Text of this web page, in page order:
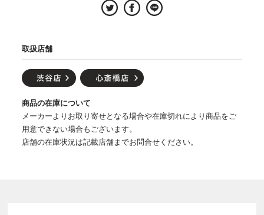
取扱店舗
商品の在庫について
メーカーよりお取り寄せとなる場合や在庫切れにより商品をご
用意できない場合もございます。
店舗の在庫状況は記載店舗までお問合せください。